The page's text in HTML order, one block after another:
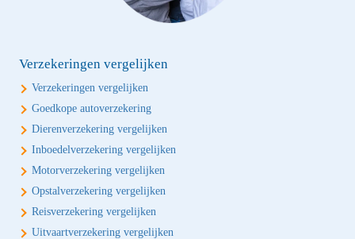
Verzekeringen vergelijken
Verzekeringen vergelijken
Goedkope autoverzekering
Dierenverzekering vergelijken
Inboedelverzekering vergelijken
Motorverzekering vergelijken
Opstalverzekering vergelijken
Reisverzekering vergelijken
Uitvaartverzekering vergelijken